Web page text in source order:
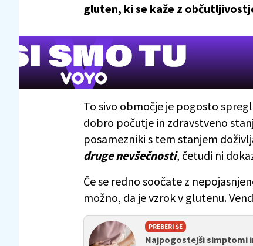
gluten, ki se kaže z
To sivo območje je pogosto
dobro počutje in zdravstveno
posamezniki s tem stanjem
druge nevšečnosti, četudi ni
Če se redno soočate z
možno, da je vzrok v glutenu.
PREBERI ŠE
Najpogostejši simptomi